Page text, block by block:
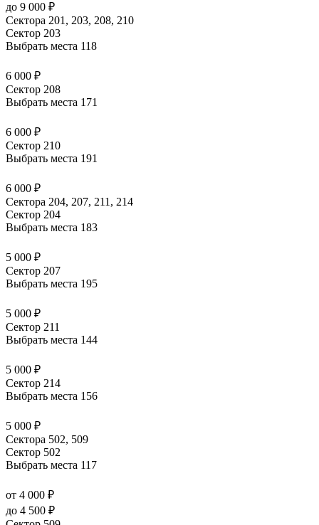
до 9 000 ₽
Сектора 201, 203, 208, 210
Сектор 203
Выбрать места 118
6 000 ₽
Сектор 208
Выбрать места 171
6 000 ₽
Сектор 210
Выбрать места 191
6 000 ₽
Сектора 204, 207, 211, 214
Сектор 204
Выбрать места 183
5 000 ₽
Сектор 207
Выбрать места 195
5 000 ₽
Сектор 211
Выбрать места 144
5 000 ₽
Сектор 214
Выбрать места 156
5 000 ₽
Сектора 502, 509
Сектор 502
Выбрать места 117
от 4 000 ₽
до 4 500 ₽